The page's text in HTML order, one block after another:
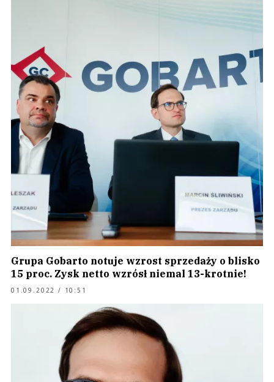
Grupa Gobarto notuje wzrost sprzedaży o blisko
15 proc. Zysk netto wzrósł niemal 13-krotnie!
01.09.2022 / 10:51